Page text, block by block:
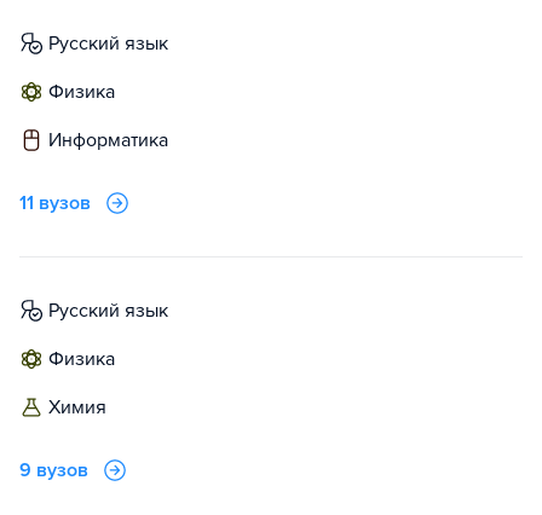
русский язык
физика
информатика
11 вузов
русский язык
физика
химия
9 вузов